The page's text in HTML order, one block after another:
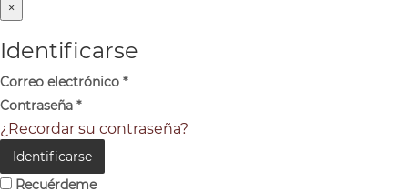
×
Identificarse
Correo electrónico *
Contraseña *
¿Recordar su contraseña?
Identificarse
Recuérdeme